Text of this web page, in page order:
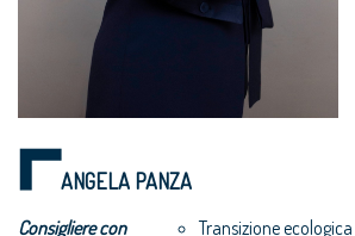
ANGELA PANZA
Consigliere con
Transizione ecologica